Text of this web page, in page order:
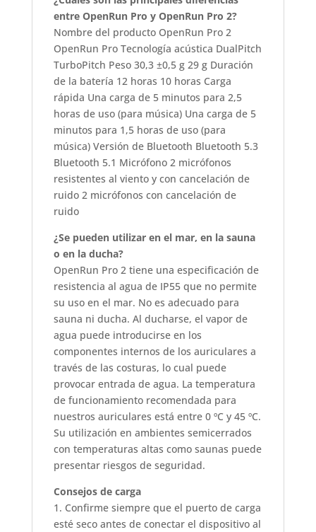
entre OpenRun Pro y OpenRun Pro 2?
Nombre del producto OpenRun Pro 2
OpenRun Pro Tecnología acústica DualPitch
TurboPitch Peso 30,3 ±0,5 g 29 g Duración
de la batería 12 horas 10 horas Carga
rápida Una carga de 5 minutos para 2,5
horas de uso (para música) Una carga de 5
minutos para 1,5 horas de uso (para
música) Versión de Bluetooth Bluetooth 5.3
Bluetooth 5.1 Micrófono 2 micrófonos
resistentes al viento y con cancelación de
ruido 2 micrófonos con cancelación de
ruido
¿Se pueden utilizar en el mar, en la sauna
o en la ducha?
OpenRun Pro 2 tiene una especificación de
resistencia al agua de IP55 que no permite
su uso en el mar. No es adecuado para
sauna ni ducha. Al ducharse, el vapor de
agua puede introducirse en los
componentes internos de los auriculares a
través de las costuras, lo cual puede
provocar entrada de agua. La temperatura
de funcionamiento recomendada para
nuestros auriculares está entre 0 ºC y 45 ºC.
Su utilización en ambientes semicerrados
con temperaturas altas como saunas puede
presentar riesgos de seguridad.
Consejos de carga
1. Confirme siempre que el puerto de carga
esté seco antes de conectar el dispositivo al